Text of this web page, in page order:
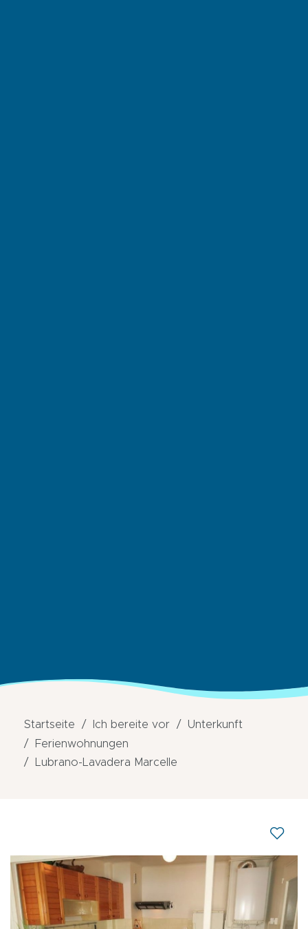
Startseite Ich bereite vor
Unterkunft
Ferienwohnungen
Lubrano-Lavadera Marcelle